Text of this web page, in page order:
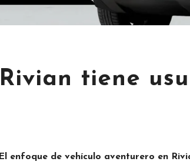
Rivian tiene
El enfoque de vehículo aventurero en